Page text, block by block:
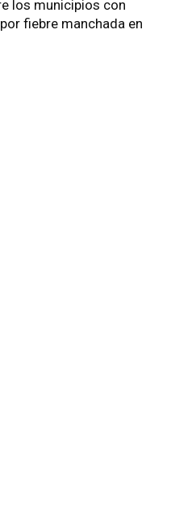
los municipios con
fiebre manchada en